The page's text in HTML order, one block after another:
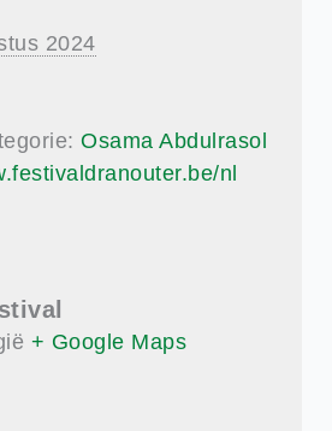
2024
Osama Abdulrasol
nl
+ Google Maps